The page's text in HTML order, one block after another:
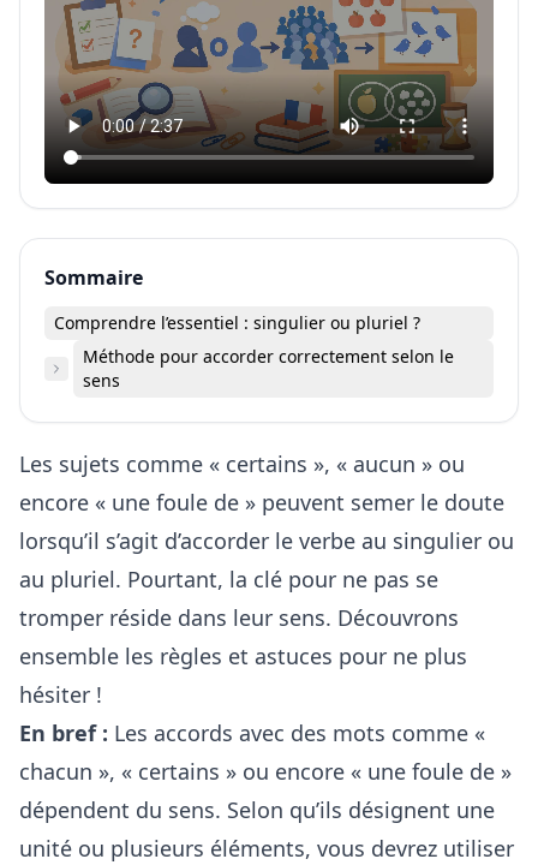
Sommaire
Comprendre l’essentiel : singulier ou pluriel ?
Méthode pour accorder correctement selon le
sens
Les sujets comme « certains », « aucun » ou
encore « une foule de » peuvent semer le doute
lorsqu’il s’agit d’accorder le verbe au singulier ou
au pluriel. Pourtant, la clé pour ne pas se
tromper réside dans leur sens. Découvrons
ensemble les règles et astuces pour ne plus
hésiter !
En bref : Les accords avec des mots comme «
chacun », « certains » ou encore « une foule de »
dépendent du sens. Selon qu’ils désignent une
unité ou plusieurs éléments, vous devrez utiliser